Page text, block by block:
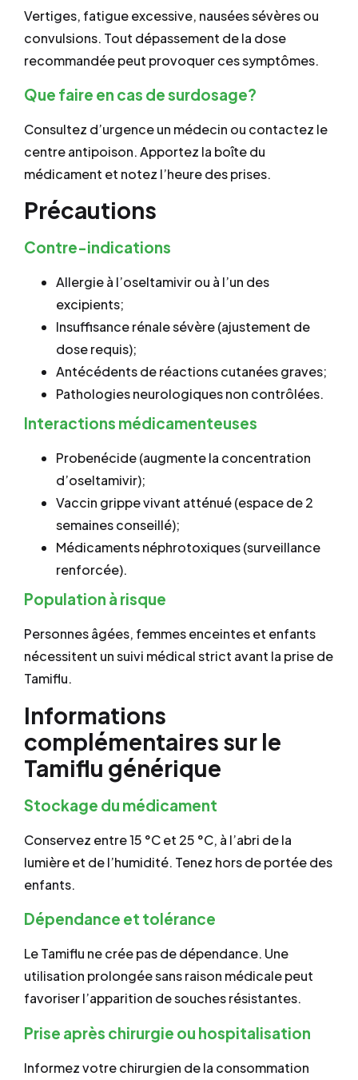
Vertiges, fatigue excessive, nausées sévères ou
convulsions. Tout dépassement de la dose
recommandée peut provoquer ces symptômes.
Que faire en cas de surdosage?
Consultez d’urgence un médecin ou contactez le
centre antipoison. Apportez la boîte du
médicament et notez l’heure des prises.
Précautions
Contre-indications
Allergie à l’oseltamivir ou à l’un des
excipients;
Insuffisance rénale sévère (ajustement de
dose requis);
Antécédents de réactions cutanées graves;
Pathologies neurologiques non contrôlées.
Interactions médicamenteuses
Probenécide (augmente la concentration
d’oseltamivir);
Vaccin grippe vivant atténué (espace de 2
semaines conseillé);
Médicaments néphrotoxiques (surveillance
renforcée).
Population à risque
Personnes âgées, femmes enceintes et enfants
nécessitent un suivi médical strict avant la prise de
Tamiflu.
Informations
complémentaires sur le
Tamiflu générique
Stockage du médicament
Conservez entre 15 °C et 25 °C, à l’abri de la
lumière et de l’humidité. Tenez hors de portée des
enfants.
Dépendance et tolérance
Le Tamiflu ne crée pas de dépendance. Une
utilisation prolongée sans raison médicale peut
favoriser l’apparition de souches résistantes.
Prise après chirurgie ou hospitalisation
Informez votre chirurgien de la consommation